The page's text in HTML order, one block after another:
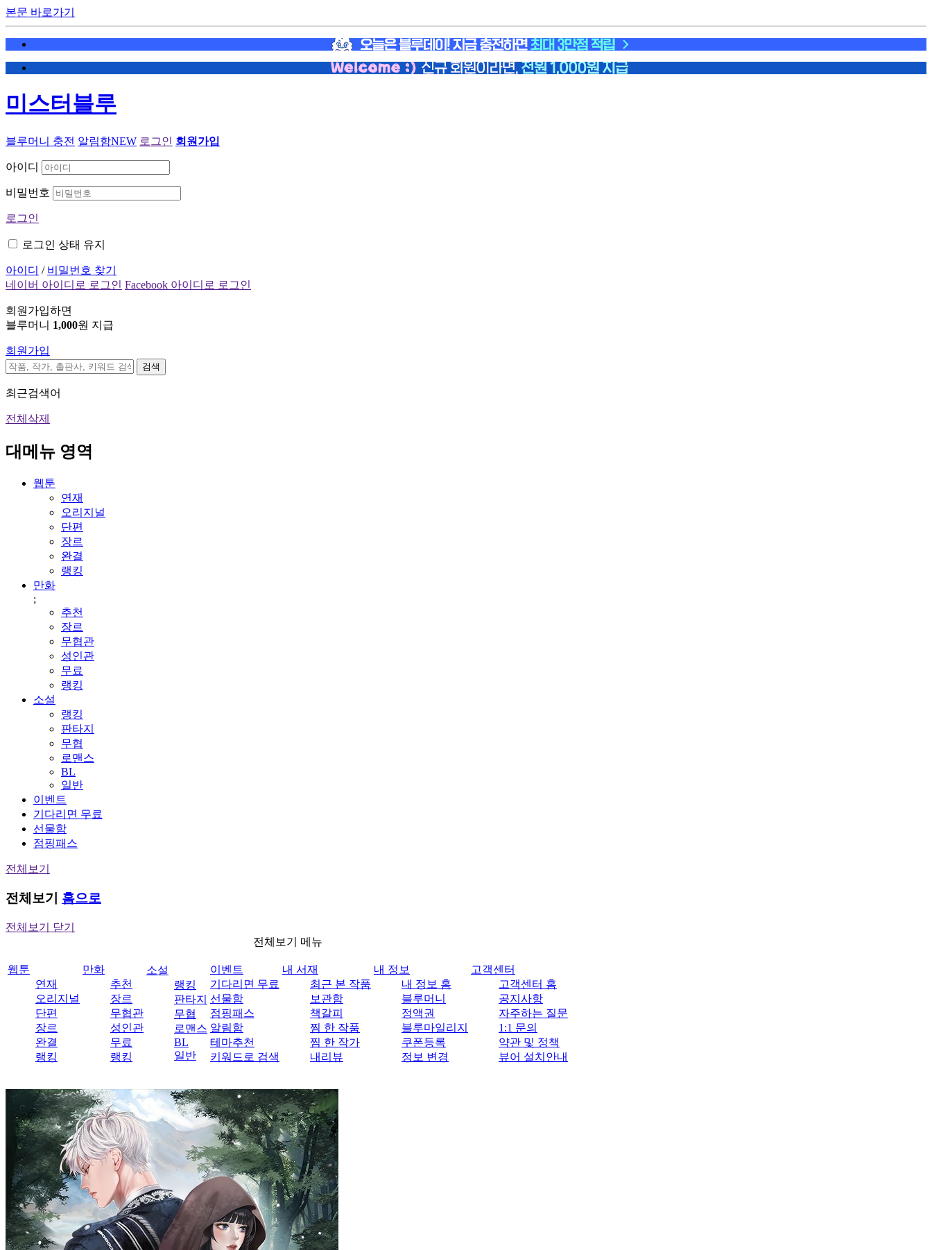
본문 바로가기
미스터블루
블루머니 충전 알림함NEW 로그인 회원가입
아이디
비밀번호
로그인
로그인 상태 유지
아이디 / 비밀번호 찾기
네이버 아이디로 로그인 Facebook 아이디로 로그인
회원가입하면
블루머니 1,000원 지급
회원가입
검색
최근검색어
전체삭제
대메뉴 영역
웹툰
연재
오리지널
단편
장르
완결
랭킹
만화
;
추천
장르
무협관
성인관
무료
랭킹
소설
랭킹
판타지
무협
로맨스
BL
일반
이벤트
기다리면 무료
선물함
점핑패스
전체보기
전체보기 홈으로
전체보기 닫기
전체보기 메뉴
웹툰
연재
오리지널
단편
장르
완결
랭킹
만화
추천
장르
무협관
성인관
무료
랭킹
소설
랭킹
판타지
무협
로맨스
BL
일반
이벤트
기다리면 무료
선물함
점핑패스
알림함
테마추천
키워드로 검색
내 서재
최근 본 작품
보관함
책갈피
찜 한 작품
찜 한 작가
내리뷰
내 정보
내 정보 홈
블루머니
정액권
블루마일리지
쿠폰등록
정보 변경
고객센터
고객센터 홈
공지사항
자주하는 질문
1:1 문의
약관 및 정책
뷰어 설치안내